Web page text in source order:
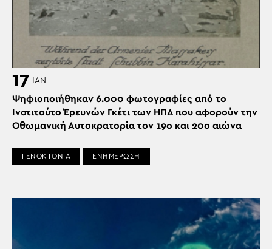
17 ΙΑΝ
Ψηφιοποιήθηκαν 6.000 φωτογραφίες από το
Ινστιτούτο Έρευνών Γκέτι των ΗΠΑ που αφορούν την
Οθωμανική Αυτοκρατορία τον 19ο και 20ο αιώνα
ΓΕΝΟΚΤΟΝΙΑ ΕΝΗΜΕΡΩΣΗ